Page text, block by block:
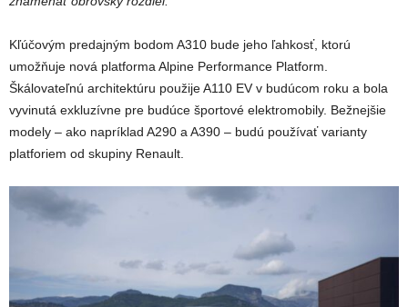
Kľúčovým predajným bodom A310 bude jeho ľahkosť, ktorú
umožňuje nová platforma Alpine Performance Platform.
Škálovateľnú architektúru použije A110 EV v budúcom roku a bola
vyvinutá exkluzívne pre budúce športové elektromobily. Bežnejšie
modely – ako napríklad A290 a A390 – budú používať varianty
platforiem od skupiny Renault.